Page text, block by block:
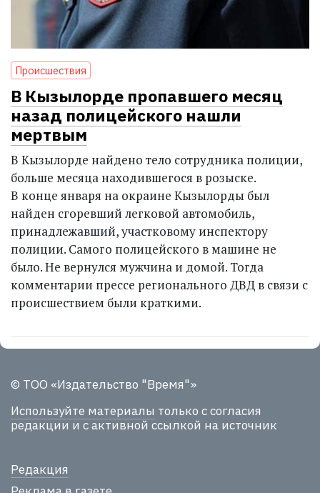
Проиcшествия
В Кызылорде пропавшего месяц
назад полицейского нашли
мертвым
В Кызылорде найдено тело сотрудника полиции,
больше месяца находившегося в розыске.
В конце января на окраине Кызылорды был
найден сгоревший легковой автомобиль,
принадлежавший, участковому инспектору
полиции. Самого полицейского в машине не
было. Не вернулся мужчина и домой. Тогда
комментарии прессе регионального ДВД в связи с
происшествием были краткими.
© ТОО «Издательство "Время"»
Используйте материалы только с согласия
редакции и с активной ссылкой на источник
Редакция